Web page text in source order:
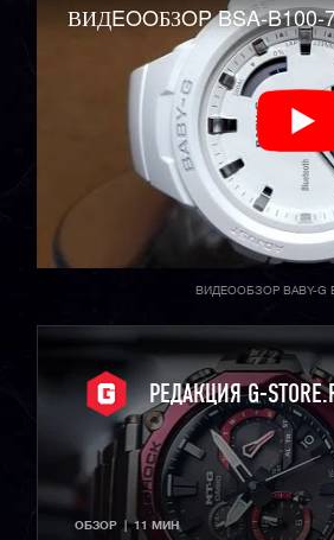
ВИДEOOБЗOP BSA-B100-
ВИДЕООБЗОР BABY-G
РЕДАКЦИЯ G-
ОБЗОР  |  11 МИН